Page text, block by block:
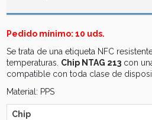
Pedido mínimo: 10 uds.
Se trata de una etiqueta NFC
temperaturas. Chip NTAG 213con
compatible con toda clase de
Material: PPS
Chip